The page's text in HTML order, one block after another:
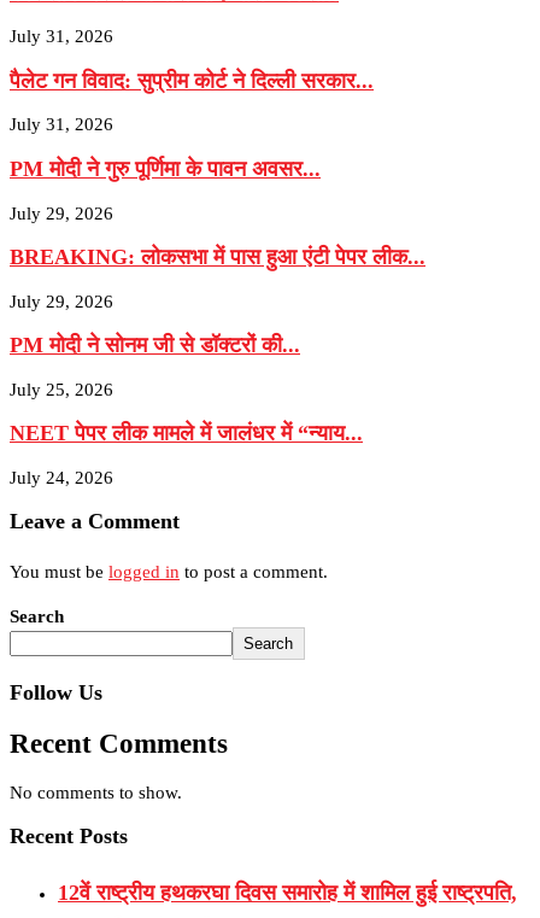
July 31, 2026
पैलेट गन विवाद: सुप्रीम कोर्ट ने दिल्ली सरकार...
July 31, 2026
PM मोदी ने गुरु पूर्णिमा के पावन अवसर...
July 29, 2026
BREAKING: लोकसभा में पास हुआ एंटी पेपर लीक...
July 29, 2026
PM मोदी ने सोनम जी से डॉक्टरों की...
July 25, 2026
NEET पेपर लीक मामले में जालंधर में “न्याय...
July 24, 2026
Leave a Comment
You must be logged in to post a comment.
Search
Search
Follow Us
Recent Comments
No comments to show.
Recent Posts
12वें राष्ट्रीय हथकरघा दिवस समारोह में शामिल हुई राष्ट्रपति,